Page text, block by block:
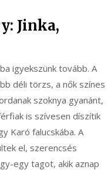
Jinka,
igyekszünk tovább. A
déli törzs, a nők színes
szoknya gyanánt,
is szívesen díszítik
Karó falucskába. A
el, szerencsés
egy tagot, akik aznap